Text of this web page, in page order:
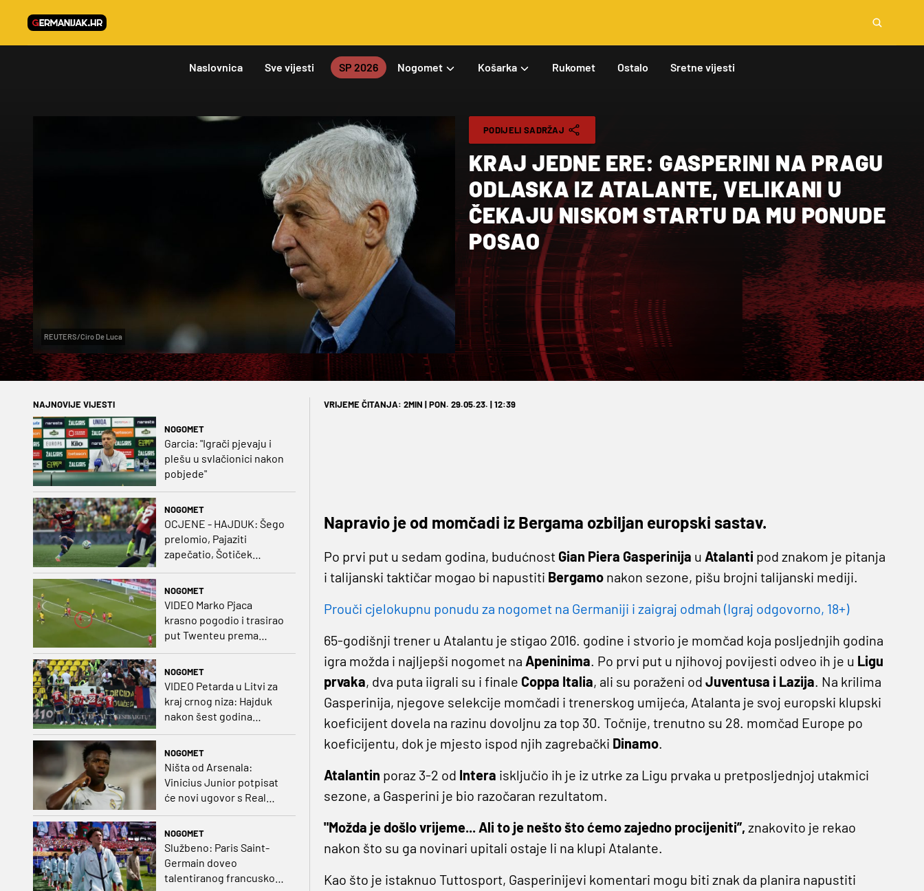
Naslovnica Sve vijesti SP 2026 Nogomet Košarka Rukomet Ostalo Sretne vijesti
REUTERS/Ciro De Luca
PODIJELI SADRŽAJ
KRAJ JEDNE ERE: GASPERINI NA PRAGU
ODLASKA IZ ATALANTE, VELIKANI U
ČEKAJU NISKOM STARTU DA MU PONUDE
POSAO
NAJNOVIJE VIJESTI
NOGOMET
Garcia: "Igrači pjevaju i
plešu u svlačionici nakon
pobjede"
NOGOMET
OCJENE - HAJDUK: Šego
prelomio, Pajaziti
zapečatio, Šotiček
NOGOMET
VIDEO Marko Pjaca
krasno pogodio i trasirao
put Twenteu prema
važnoj pobjedi
NOGOMET
VIDEO Petarda u Litvi za
kraj crnog niza: Hajduk
nakon šest godina
pobijedio na europskom
NOGOMET
Ništa od Arsenala:
Vinicius Junior potpisat
će novi ugovor s Real
NOGOMET
Službeno: Paris Saint-
Germain doveo
talentiranog francuskog
VRIJEME ČITANJA: 2MIN | PON. 29.05.23. | 12:39
Napravio je od momčadi iz Bergama ozbiljan europski sastav.
Po prvi put u sedam godina, budućnost Gian Piera Gasperinija u Atalanti pod znakom je pitanja
i talijanski taktičar mogao bi napustiti Bergamonakon sezone, pišu brojni talijanski mediji.
Prouči cjelokupnu ponudu za nogomet na Germaniji i zaigraj odmah (Igraj odgovorno, 18+)
65-godišnji trener u Atalantu je stigao 2016. godine i stvorio je momčad koja posljednjih godina
igra možda i najljepši nogomet na Apeninima. Po prvi put u njihovoj povijesti odveo ih je u Ligu
prvaka, dva puta iigrali su i finale Coppa Italia, ali su poraženi od Juventusa i Lazija. Na krilima
Gasperinija, njegove selekcije momčadi i trenerskog umijeća, Atalanta je svoj europski klupski
koeficijent dovela na razinu dovoljnu za top 30. Točnije, trenutno su 28. momčad Europe po
koeficijentu, dok je mjesto ispod njih zagrebački Dinamo.
Atalantin poraz 3-2 od Intera isključio ih je iz utrke za Ligu prvaka u pretposljednjoj utakmici
sezone, a Gasperini je bio razočaran rezultatom.
"Možda je došlo vrijeme... Ali to je nešto što ćemo zajedno procijeniti”, znakovito je rekao
nakon što su ga novinari upitali ostaje li na klupi Atalante.
Kao što je istaknuo Tuttosport, Gasperinijevi komentari mogu biti znak da planira napustiti